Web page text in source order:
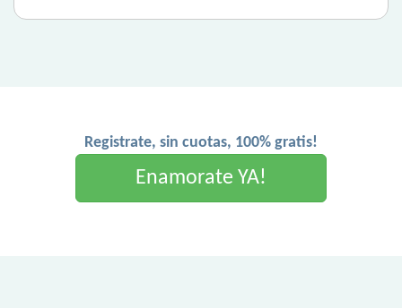
Registrate, sin cuotas, 100% gratis!
Enamorate YA!